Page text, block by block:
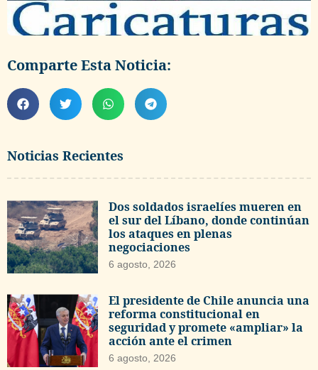
Noticias Recientes
Dos soldados israelíes mueren en
el sur del Líbano, donde continúan
los ataques en plenas
negociaciones
6 agosto, 2026
El presidente de Chile anuncia una
reforma constitucional en
seguridad y promete «ampliar» la
acción ante el crimen
6 agosto, 2026
Comparte Esta Noticia: